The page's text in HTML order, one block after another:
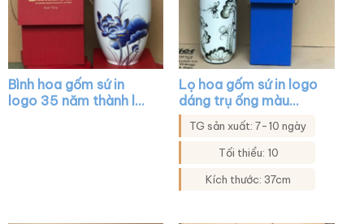
Bình hoa gốm sứ in
logo 35 năm thành lập
Lọ hoa gốm sứ in logo
dáng trụ ống màu
trắng họa tiết sen đen
XG-LH27
TG sản xuất: 7-10 ngày
Tối thiểu: 10
Kích thước: 37cm